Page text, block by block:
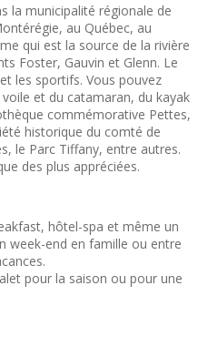
la municipalité régionale de
au Québec, au
qui est la source de la rivière
Foster, Gauvin et Glenn. Le
les sportifs. Vous pouvez
et du catamaran, du kayak
commémorative Pettes,
historique du comté de
le Parc Tiffany, entre autres.
des plus appréciées.
hôtel-spa et même un
week-end en famille ou entre
pour la saison ou pour une